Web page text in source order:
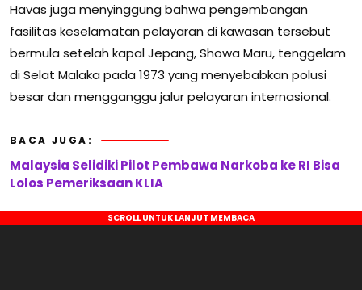
Havas juga menyinggung bahwa pengembangan
fasilitas keselamatan pelayaran di kawasan tersebut
bermula setelah kapal Jepang, Showa Maru, tenggelam
di Selat Malaka pada 1973 yang menyebabkan polusi
besar dan mengganggu jalur pelayaran internasional.
BACA JUGA:
Malaysia Selidiki Pilot Pembawa Narkoba ke RI Bisa
Lolos Pemeriksaan KLIA